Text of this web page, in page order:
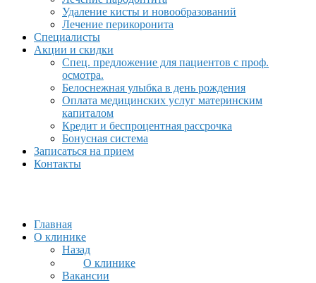
Удаление кисты и новообразований
Лечение перикоронита
Специалисты
Акции и скидки
Спец. предложение для пациентов с проф.
осмотра.
Белоснежная улыбка в день рождения
Оплата медицинских услуг материнским
капиталом
Кредит и беспроцентная рассрочка
Бонусная система
Записаться на прием
Контакты
Главная
О клинике
Назад
О клинике
Вакансии